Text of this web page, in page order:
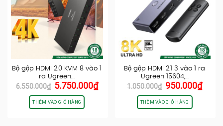
Bộ gộp HDMI 2.0 KVM 8 vào 1
ra Ugreen…
6.550.000₫ Giá
gốc
là:
6.550.000₫.
5.750.000₫Giá
THÊM VÀO GIỎ HÀNG
Bộ gộp HDMI 2.1 3 vào 1 ra
Ugreen 15604,…
1.050.000₫ Giá
gốc
là:
1.050.000₫.
950.000₫Giá
THÊM VÀO GIỎ HÀNG